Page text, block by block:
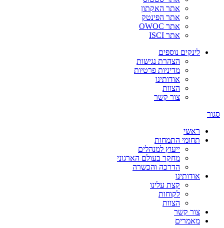
אתר האקתון
אתר הפינטק
אתר OWOC
אתר ISCI
לינקים נוספים
הצהרת נגישות
מדיניות פרטיות
אודותינו
הצוות
צור קשר
סגור
ראשי
תחומי התמחות
ייעוץ למנהלים
מחקר בעולם הארגוני
הדרכה והכשרה
אודותינו
קצת עלינו
לקוחות
הצוות
צור קשר
מאמרים